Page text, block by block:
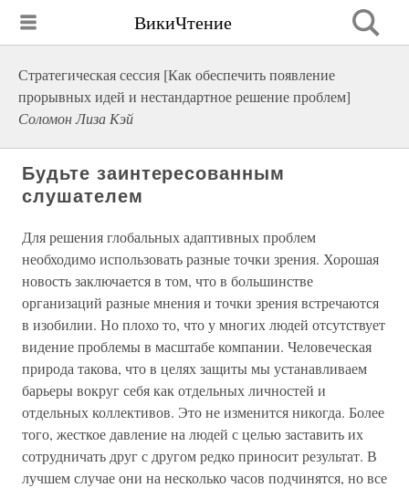
ВикиЧтение
Стратегическая сессия [Как обеспечить появление
прорывных идей и нестандартное решение проблем]
Соломон Лиза Кэй
Будьте заинтересованным
слушателем
Для решения глобальных адаптивных проблем
необходимо использовать разные точки зрения. Хорошая
новость заключается в том, что в большинстве
организаций разные мнения и точки зрения встречаются
в изобилии. Но плохо то, что у многих людей отсутствует
видение проблемы в масштабе компании. Человеческая
природа такова, что в целях защиты мы устанавливаем
барьеры вокруг себя как отдельных личностей и
отдельных коллективов. Это не изменится никогда. Более
того, жесткое давление на людей с целью заставить их
сотрудничать друг с другом редко приносит результат. В
лучшем случае они на несколько часов подчинятся, но все